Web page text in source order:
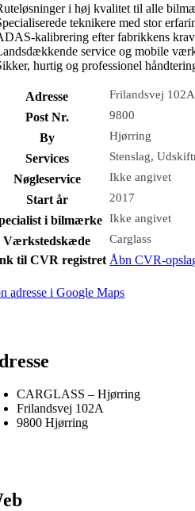
i høj kvalitet til alle
teknikere med stor
kalibrering efter fabrikkens krav
service og mobile
hurtig og professionel
Adresse Frilandsvej 102A
Post Nr. 9800
By Hjørring
Services Stenslag,
Nøgleservice Ikke angivet
Start år 2017
i bilmærke Ikke angivet
Værkstedskæde Carglass
til CVR registret Åbn CVR-
adresse i Google Maps
CARGLASS – Hjørring
Frilandsvej 102A
9800 Hjørring